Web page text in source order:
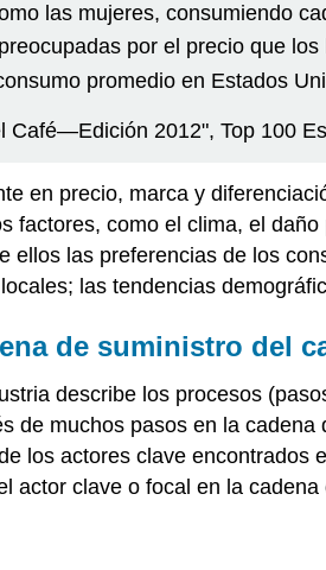
las mujeres, consumiendo
por el precio que los
promedio en Estados
Café—Edición 2012", Top 100
en precio, marca y
factores, como el clima, el
ellos las preferencias de los
las tendencias
de suministro del
describe los procesos
de muchos pasos en la
los actores clave encontrados
actor clave o focal en la